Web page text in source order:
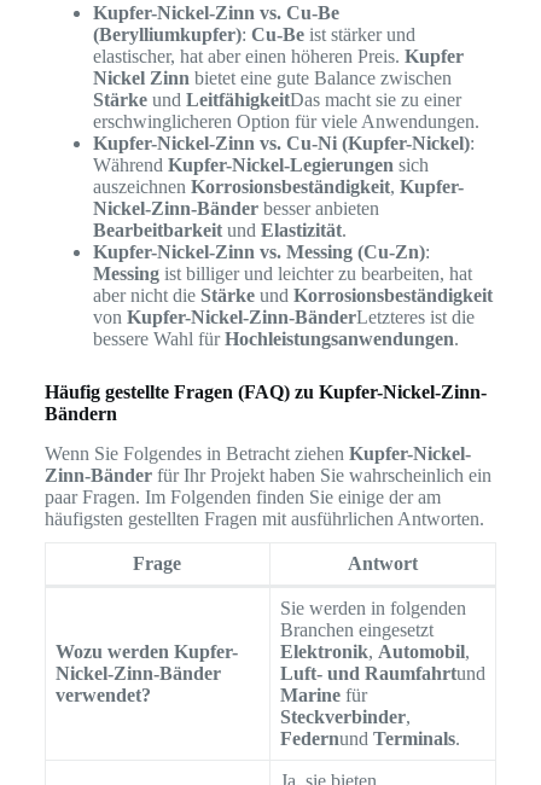
Kupfer-Nickel-Zinn vs. Cu-Be
(Berylliumkupfer): Cu-Beist stärker und
elastischer, hat aber einen höheren Preis. Kupfer
Nickel Zinn bietet eine gute Balance zwischen
Stärkeund LeitfähigkeitDas macht sie zu einer
erschwinglicheren Option für viele Anwendungen.
Kupfer-Nickel-Zinn vs. Cu-Ni (Kupfer-Nickel):
Während Kupfer-Nickel-Legierungen sich
auszeichnen Korrosionsbeständigkeit, Kupfer-
Nickel-Zinn-Bänderbesser anbieten
Bearbeitbarkeitund Elastizität.
Kupfer-Nickel-Zinn vs. Messing (Cu-Zn):
Messingist billiger und leichter zu bearbeiten, hat
aber nicht die Stärkeund Korrosionsbeständigkeit
von Kupfer-Nickel-Zinn-BänderLetzteres ist die
bessere Wahl fürHochleistungsanwendungen.
Häufig gestellte Fragen (FAQ) zu Kupfer-Nickel-Zinn-
Bändern
Wenn Sie Folgendes in Betracht ziehen Kupfer-Nickel-
Zinn-Bänderfür Ihr Projekt haben Sie wahrscheinlich ein
paar Fragen. Im Folgenden finden Sie einige der am
häufigsten gestellten Fragen mit ausführlichen Antworten.
Frage Antwort
Wozu werden Kupfer-
Nickel-Zinn-Bänder
verwendet?
Sie werden in folgenden
Branchen eingesetzt
Elektronik, Automobil,
Luft- und Raumfahrtund
Marinefür
Steckverbinder,
Federnund Terminals.
Ja, sie bieten